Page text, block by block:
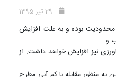
159 کیلومتر مربع است. از این مقدار 93.61 کیلومتر مربع جهت
است .
محدودیت بوده و به علت افزایش
و
نیز افزایش خواهد داشت. از
به منظور مقابله با کم آبی مطرح